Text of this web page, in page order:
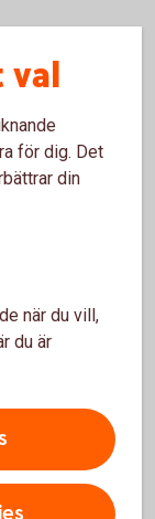
före
kurs.
än
avslutsdag
se hur ett
för dig. Det
din
när du vill,
du är